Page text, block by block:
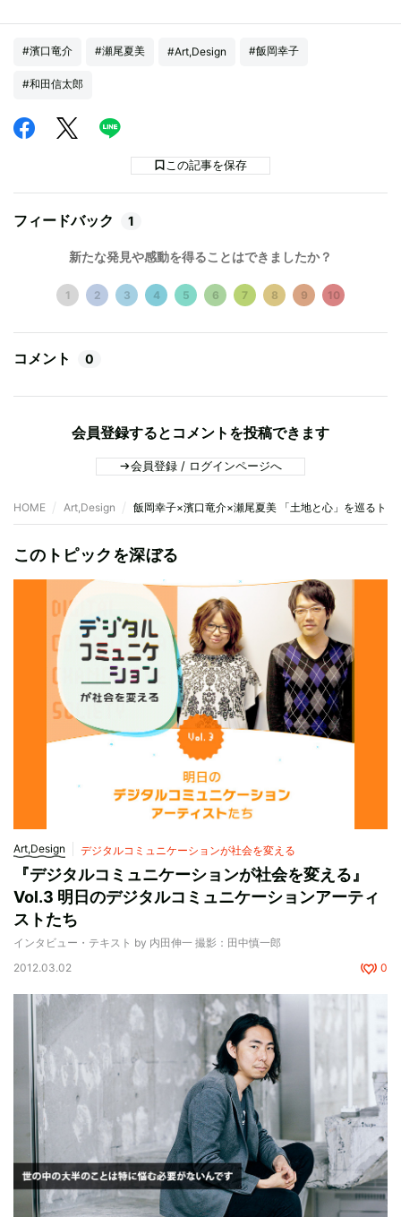
#濱口竜介 #瀬尾夏美 #Art,Design #飯岡幸子
#和田信太郎
この記事を保存
フィードバック 1
新たな発見や感動を得ることはできましたか？
1 2 3 4 5 6 7 8 9 10
コメント 0
会員登録するとコメントを投稿できます
会員登録 / ログインページへ
HOME Art,Design 飯岡幸子×濱口竜介×瀬尾夏美 「土地と心」を巡るトー
このトピックを深ぼる
Art,Design デジタルコミュニケーションが社会を変える
『デジタルコミュニケーションが社会を変える』
Vol.3 明日のデジタルコミュニケーションアーティ
ストたち
インタビュー・テキスト by 内田伸一 撮影：田中慎一郎
2012.03.02
0